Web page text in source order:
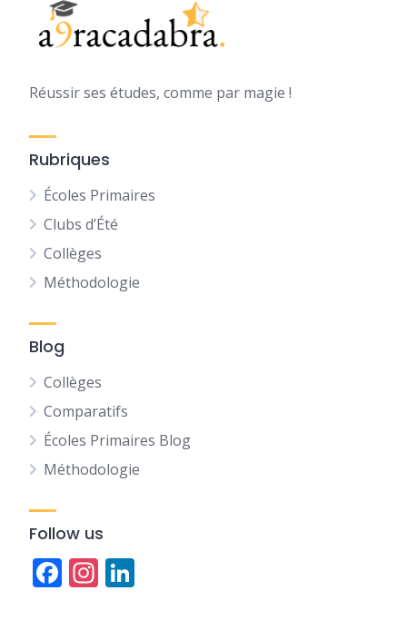
Réussir ses études, comme par magie !
Rubriques
Écoles Primaires
Clubs d’Été
Collèges
Méthodologie
Blog
Collèges
Comparatifs
Écoles Primaires Blog
Méthodologie
Follow us
Facebook
Instagram